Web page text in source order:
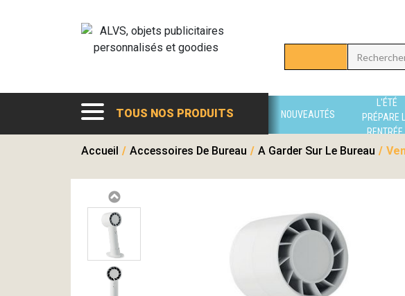
TOUS NOS PRODUITS NOUVEAUTÉS
L'ÉTÉ
PRÉPARE
RENTRÉE
Accueil / Accessoires De Bureau / A Garder Sur Le Bureau /